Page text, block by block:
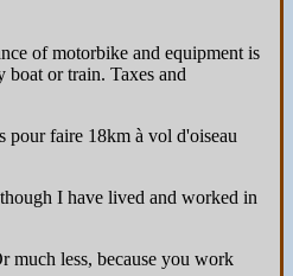
of motorbike and equipment is
boat or train. Taxes and
pour faire 18km à vol d'oiseau
I have lived and worked in
much less, because you work